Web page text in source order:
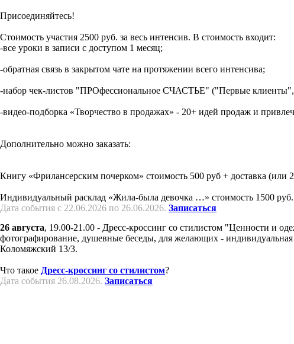
Присоединяйтесь!
Стоимость участия 2500 руб. за весь интенсив. В стоимость входит:
-все уроки в записи с доступом 1 месяц;
-обратная связь в закрытом чате на протяжении всего интенсива;
-набор чек-листов "ПРОфессиональное СЧАСТЬЕ" ("Первые
-видео-подборка «Творчество в продажах» - 20+ идей продаж и
Дополнительно можно заказать:
Книгу «Фрилансерским почерком» стоимость 500 руб + доставка (или
Индивидуальный расклад «Жила-была девочка …» стоимость 1500 руб.
Дата события с 22.06.2026 по 26.06.2026. Записаться
26 августа, 19.00-21.00 - Дресс-кроссинг со стилистом "Ценности и
фотографирование, душевные беседы, для желающих -
Коломяжский 13/3.
Что такое Дресс-кроссинг со стилистом?
Дата события 26.08.2026. Записаться